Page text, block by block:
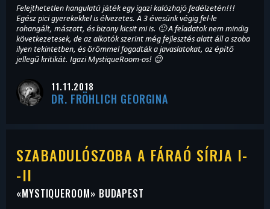
Felejthetetlen hangulatú játék egy igazi kalózhajó fedélzetén!!!
Egész pici gyerekekkel is élvezetes. A 3 évesünk végig fel-le
rohangált, mászott, és bizony kicsit mi is. 🙂 A feladatok nem mindig
következetesek, de az alkotók szerint még fejlesztés alatt áll a szoba
ilyen tekintetben, és örömmel fogadták a javaslatokat, az építő
jellegű kritikát. Igazi MystiqueRoom-os! 😉
11.11.2018
DR. FRÖHLICH GEORGINA
SZABADULÓSZOBA A FÁRAÓ SÍRJA I-
-II
«MYSTIQUEROOM» BUDAPEST